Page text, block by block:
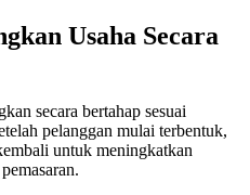
Usaha Secara
secara bertahap sesuai
pelanggan mulai terbentuk,
untuk meningkatkan